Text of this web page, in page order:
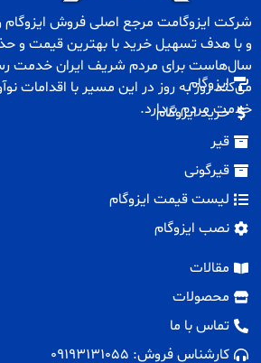
شرکت ایزوگامت مرجع اصلی فروش ایزوگام
و با هدف تسهیل خرید با بهترین قیمت و
سال‌هاست برای مردم شریف ایران خدمت
می‌کند روز به روز در این مسیر با اقدامات
خدمت مردم بردارد.
ایزوگام
خرید ایزوگام
قیر
قیرگونی
لیست قیمت ایزوگام
نصب ایزوگام
مقالات
محصولات
تماس با ما
کارشناس فروش: 09193131055